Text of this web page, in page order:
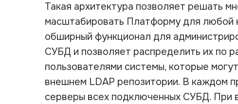
Такая архитектура позволяет решать
масштабировать Платформу для любой
обширный функционал для
СУБД и позволяет распределить их по
пользователями системы, которые
внешнем LDAP репозитории. В каждом
серверы всех подключенных СУБД. При